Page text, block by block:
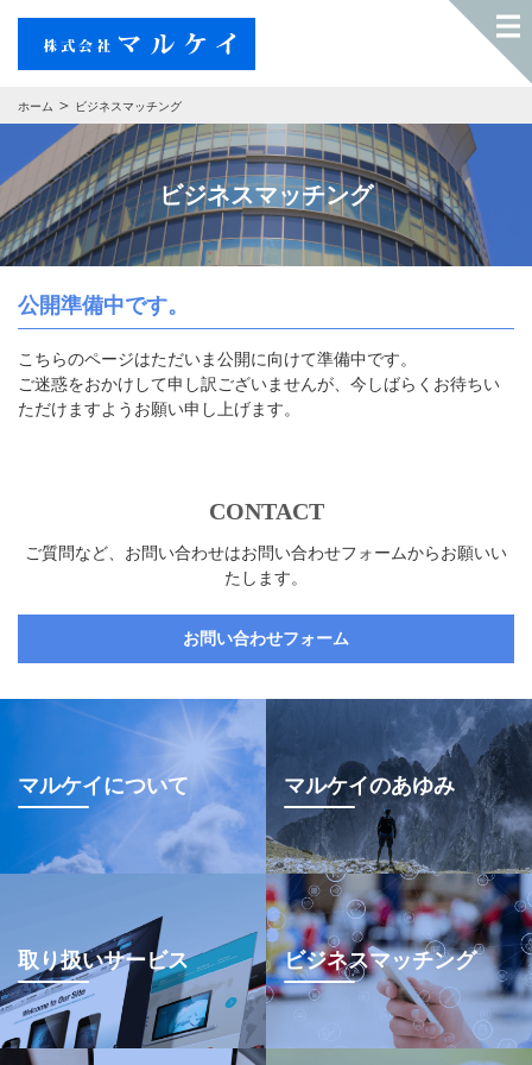
ホーム ビジネスマッチング
ビジネスマッチング
公開準備中です。
こちらのページはただいま公開に向けて準備中です。
ご迷惑をおかけして申し訳ございませんが、今しばらくお待ちい
ただけますようお願い申し上げます。
CONTACT
ご質問など、お問い合わせはお問い合わせフォームからお願いい
たします。
お問い合わせフォーム
マルケイについて マルケイのあゆみ
取り扱いサービス ビジネスマッチング